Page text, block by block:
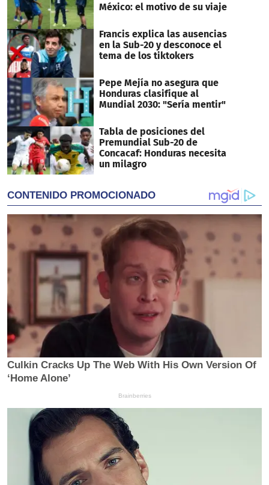
México: el motivo de su viaje
Francis explica las ausencias
en la Sub-20 y desconoce el
tema de los tiktokers
Pepe Mejía no asegura que
Honduras clasifique al
Mundial 2030: "Sería mentir"
Tabla de posiciones del
Premundial Sub-20 de
Concacaf: Honduras necesita
un milagro